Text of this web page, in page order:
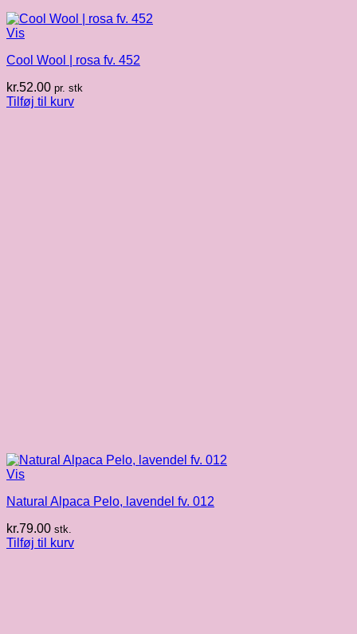
Vis
Cool Wool | rosa fv. 452
kr.52.00 pr. stk
Tilføj til kurv
Vis
Natural Alpaca Pelo, lavendel fv. 012
kr.79.00 stk.
Tilføj til kurv